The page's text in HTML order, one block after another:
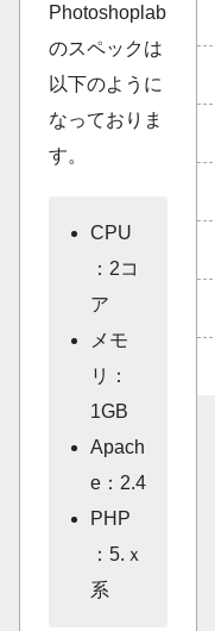
Photoshoplab
のスペックは
以下のように
なっておりま
す。
CPU
：2コ
ア
メモ
リ：
1GB
Apach
e：2.4
PHP
：5.ｘ
系